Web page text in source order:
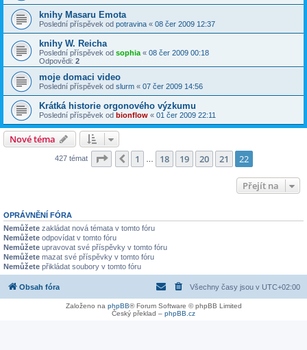
knihy Masaru Emota
Poslední příspěvek od potravina « 08 čer 2009 12:37
knihy W. Reicha
Poslední příspěvek od sophia « 08 čer 2009 00:18
Odpovědi: 2
moje domaci video
Poslední příspěvek od slurm « 07 čer 2009 14:56
Krátká historie orgonového výzkumu
Poslední příspěvek od bionflow « 01 čer 2009 22:11
Nové téma
427 témat Stránka 22 z22
Předchozí
1 18 19 20 21 22
Přejít na
OPRÁVNĚNÍ FÓRA
Nemůžete zakládat nová témata v tomto fóru
Nemůžete odpovídat v tomto fóru
Nemůžete upravovat své příspěvky v tomto fóru
Nemůžete mazat své příspěvky v tomto fóru
Nemůžete přikládat soubory v tomto fóru
Obsah fóra Všechny časy jsou v UTC+02:00
Založeno na phpBB® Forum Software © phpBB Limited
Český překlad – phpBB.cz